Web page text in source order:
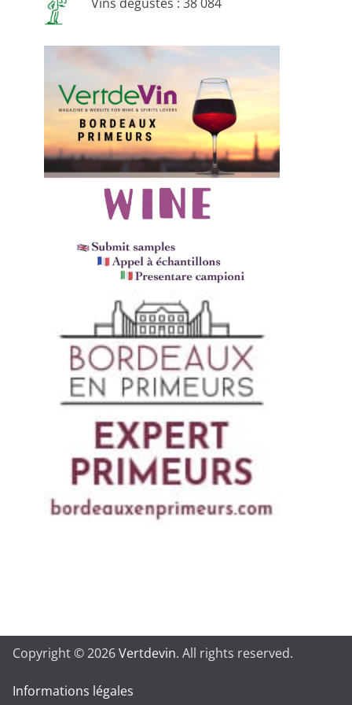
Copyright © 2026Vertdevin. All rights reserved.
Informations légales